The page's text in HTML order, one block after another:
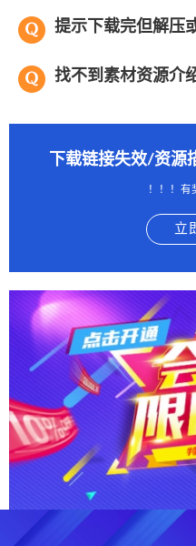
提示下载完但解压
找不到素材资源介
下载链接失效/资
！！！有
立